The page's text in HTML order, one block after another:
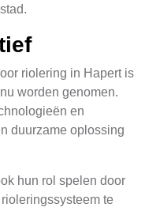
riolering in Hapert is
worden genomen.
en
duurzame oplossing
hun rol spelen door
te